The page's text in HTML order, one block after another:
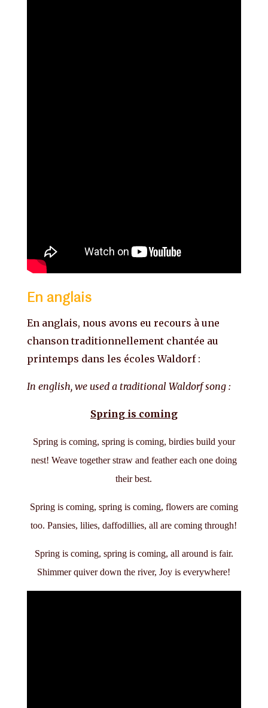
En anglais
En anglais, nous avons eu recours à une
chanson traditionnellement chantée au
printemps dans les écoles Waldorf :
In english, we used a traditional Waldorf song :
Spring is coming
Spring is coming, spring is coming, birdies build your
nest! Weave together straw and feather each one doing
their best.
Spring is coming, spring is coming, flowers are coming
too. Pansies, lilies, daffodillies, all are comingthrough!
Spring is coming, spring is coming, all around is fair.
Shimmer quiver down the river, Joy is everywhere!